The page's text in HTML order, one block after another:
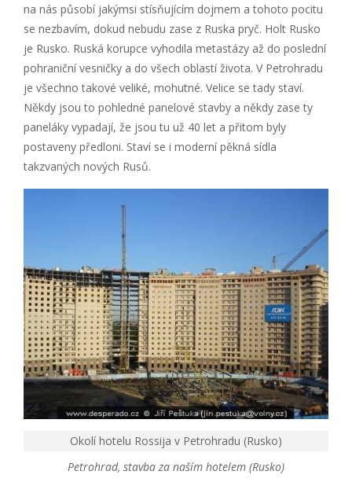
na nás působí jakýmsi stísňujícím dojmem a tohoto pocitu
se nezbavím, dokud nebudu zase z Ruska pryč. Holt Rusko
je Rusko. Ruská korupce vyhodila metastázy až do poslední
pohraniční vesničky a do všech oblastí života. V Petrohradu
je všechno takové veliké, mohutné. Velice se tady staví.
Někdy jsou to pohledné panelové stavby a někdy zase ty
paneláky vypadají, že jsou tu už 40 let a přitom byly
postaveny předloni. Staví se i moderní pěkná sídla
takzvaných nových Rusů.
Okolí hotelu Rossija v Petrohradu (Rusko)
Petrohrad, stavba za naším hotelem (Rusko)